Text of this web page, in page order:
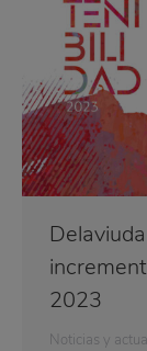
2023
Noticias y